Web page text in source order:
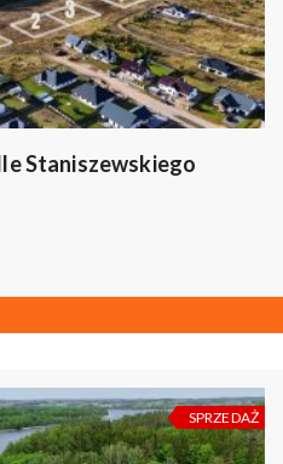
Staniszewskiego
SPRZEDAŻ